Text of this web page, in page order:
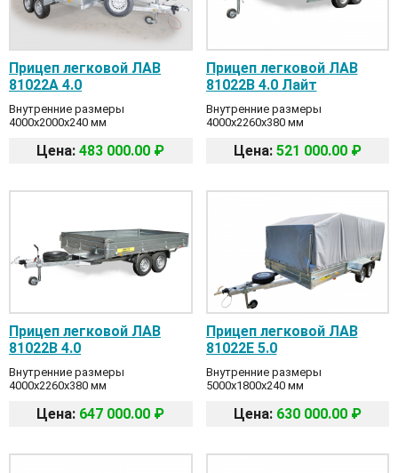
Прицеп легковой ЛАВ
81022А 4.0
Внутренние размеры
4000x2000x240 мм
Цена:483 000.00 ₽
Прицеп легковой ЛАВ
81022B 4.0 Лайт
Внутренние размеры
4000x2260x380 мм
Цена: 521 000.00 ₽
Прицеп легковой ЛАВ
81022B 4.0
Внутренние размеры
4000x2260x380 мм
Цена: 647 000.00 ₽
Прицеп легковой ЛАВ
81022E 5.0
Внутренние размеры
5000x1800x240 мм
Цена: 630 000.00 ₽